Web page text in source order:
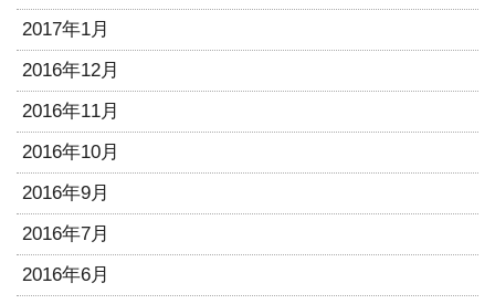
2017年1月
2016年12月
2016年11月
2016年10月
2016年9月
2016年7月
2016年6月